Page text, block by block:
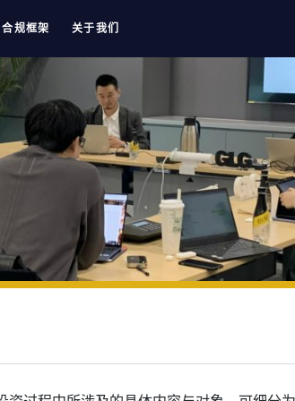
合规框架 关于我们